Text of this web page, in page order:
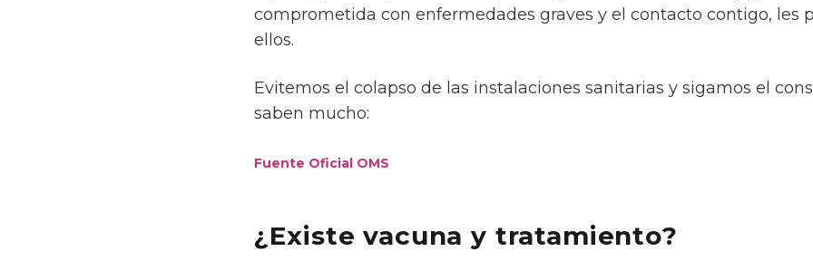
comprometida con enfermedades graves y el contacto contigo, les
ellos.
Evitemos el colapso de las instalaciones sanitarias y sigamos el
saben mucho:
Fuente Oficial OMS
¿Existe vacuna y tratamiento?